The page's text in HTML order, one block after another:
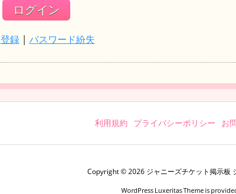
登録| パスワード紛失
利用規約 プライバシーポリシー お
Copyright ©2026 ジャニーズチケット掲示板
WordPress Luxeritas Theme is